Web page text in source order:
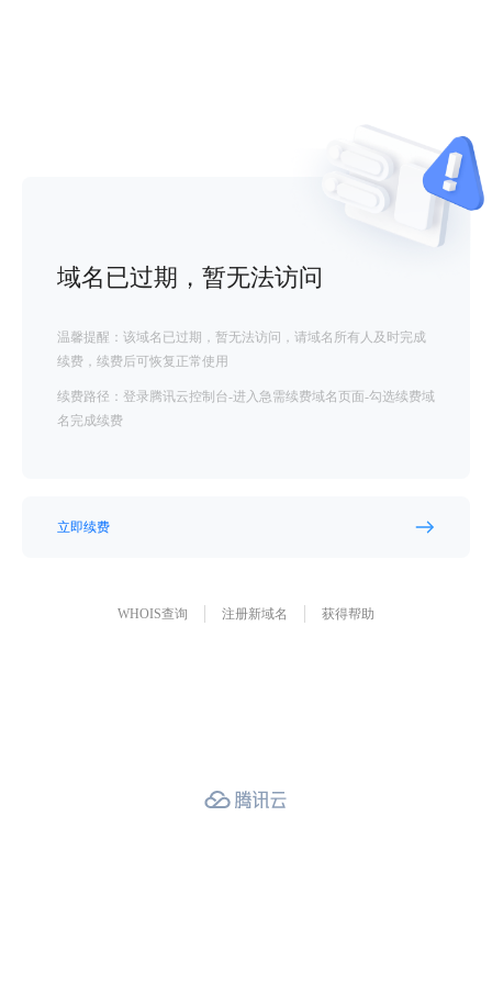
域名已过期，暂无法访问
温馨提醒：该域名已过期，暂无法访问，请域名所有人及时完成
续费，续费后可恢复正常使用
续费路径：登录腾讯云控制台-进入急需续费域名页面-勾选续费域
名完成续费
立即续费
WHOIS查询 注册新域名 获得帮助